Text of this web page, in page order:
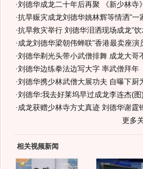
·刘德华成龙二十年后再聚 《新少林寺
·抗旱赈灾成龙刘德华姚林辉等情洒"一
·抗旱救灾举行 刘德华泪洒现场成龙"
·成龙刘德华梁朝伟蝉联"香港最卖座演
·刘德华剃光头带小武僧排舞 成龙大哥
·刘德华边练拳法边写大字 率武僧拜年
·刘德华携少林武僧大展功夫 自曝下厨
·刘德华:我去好莱坞早过成龙李连杰(图)
·成龙获赠少林寺方丈真迹 刘德华谢霆
更多
相关视频新闻